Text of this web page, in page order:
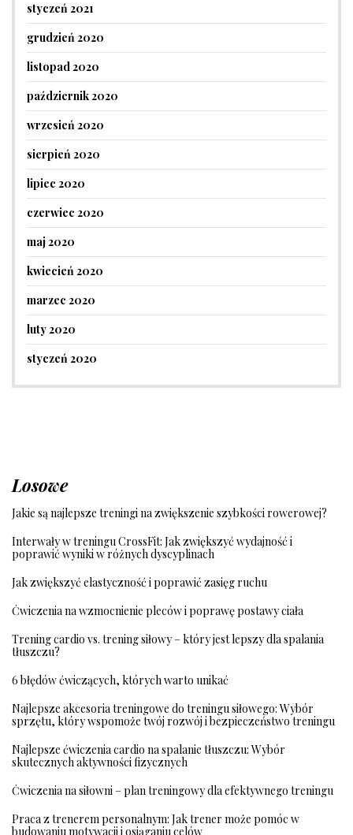
styczeń 2021
grudzień 2020
listopad 2020
październik 2020
wrzesień 2020
sierpień 2020
lipiec 2020
czerwiec 2020
maj 2020
kwiecień 2020
marzec 2020
luty 2020
styczeń 2020
Losowe
Jakie są najlepsze treningi na zwiększenie szybkości rowerowej?
Interwały w treningu CrossFit: Jak zwiększyć wydajność i
poprawić wyniki w różnych dyscyplinach
Jak zwiększyć elastyczność i poprawić zasięg ruchu
Ćwiczenia na wzmocnienie pleców i poprawę postawy ciała
Trening cardio vs. trening siłowy – który jest lepszy dla spalania
tłuszczu?
6 błędów ćwiczących, których warto unikać
Najlepsze akcesoria treningowe do treningu siłowego: Wybór
sprzętu, który wspomoże twój rozwój i bezpieczeństwo treningu
Najlepsze ćwiczenia cardio na spalanie tłuszczu: Wybór
skutecznych aktywności fizycznych
Ćwiczenia na siłowni – plan treningowy dla efektywnego treningu
Praca z trenerem personalnym: Jak trener może pomóc w
budowaniu motywacji i osiąganiu celów